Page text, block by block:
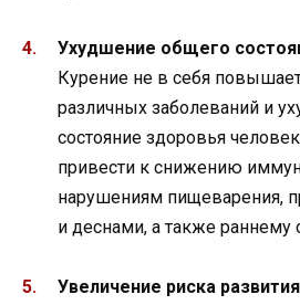
Ухудшение общего
Курение не в себя
различных заболеваний и
состояние здоровья
привести к снижению
нарушениям пищеварения,
и деснами, а также раннему
Увеличение риска